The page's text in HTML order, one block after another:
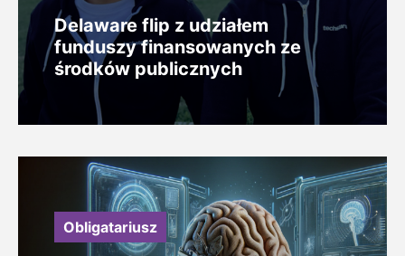
Delaware flip z udziałem
funduszy finansowanych ze
środków publicznych
Obligatariusz